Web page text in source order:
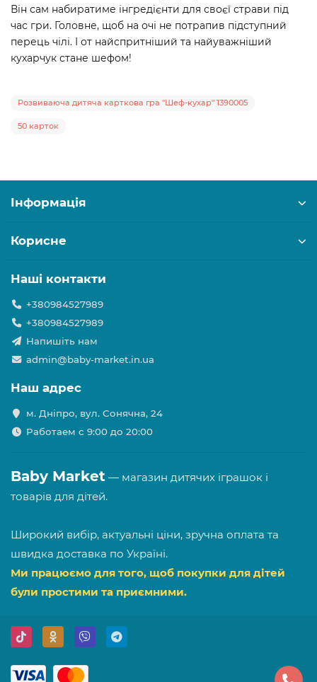
Він сам набиратиме інгредієнти для своєї страви під
час гри. Головне, щоб на очі не потрапив підступний
перець чілі. І от найспритніший та найуважніший
кухарчук стане шефом!
Розвиваюча дитяча карткова гра "Шеф-кухар" 1390005
50 карток
Інформація
Корисне
Наші контакти
+380984527989
+380984527989
Напишіть нам
admin@baby-market.in.ua
Наш адрес
м. Дніпро, вул. Сонячна, 24
Работаем с 9:00 до 20:00
Baby Market — магазин дитячих іграшок і
товарів для дітей.
Широкий вибір, актуальні ціни, зручна оплата та
швидка доставка по Україні.
Ми працюємо для того, щоб покупки для дітей
були простими та приємними.